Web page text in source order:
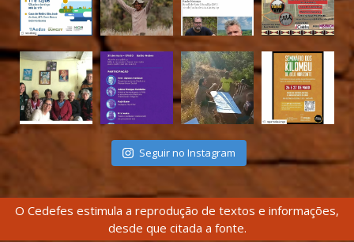
Seguir no Instagram
O Cedefes estimula a reprodução de textos e informações,
desde que citada a fonte.